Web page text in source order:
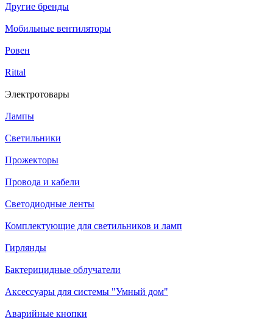
Другие бренды
Мобильные вентиляторы
Ровен
Rittal
Электротовары
Лампы
Светильники
Прожекторы
Провода и кабели
Светодиодные ленты
Комплектующие для светильников и ламп
Гирлянды
Бактерицидные облучатели
Аксессуары для системы "Умный дом"
Аварийные кнопки